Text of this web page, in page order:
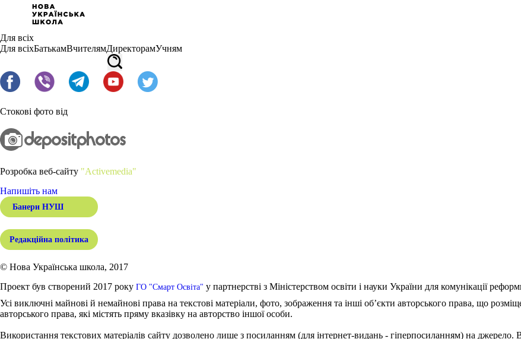
Для всіх
Для всіхБатькамВчителямДиректорамУчням
Стокові фото від
Розробка веб-сайту "Activemedia"
Напишіть нам
Банери НУШ
Редакційна політика
© Нова Українська школа, 2017
Проект був створений 2017 року ГО "Смарт Освіта" у партнерстві з Міністерством освіти і науки України для комунікації
Усі виключні майнові й немайнові права на текстові матеріали, фото, зображення та інші об’єкти авторського права, що
авторського права, які містять пряму вказівку на авторство іншої особи.
Використання текстових матеріалів сайту дозволено лише з посиланням (для інтернет-видань - гіперпосиланням) на